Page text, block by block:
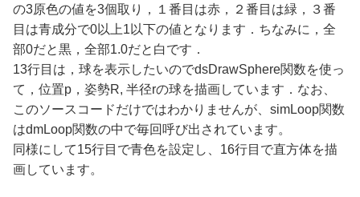
の3原色の値を3個取り，１番目は赤，２番目は緑，３番
目は青成分で0以上1以下の値となります．ちなみに，全
部0だと黒，全部1.0だと白です．
13行目は，球を表示したいのでdsDrawSphere関数を使っ
て，位置p，姿勢R, 半径rの球を描画しています．なお、
このソースコードだけではわかりませんが、simLoop関数
はdmLoop関数の中で毎回呼び出されています。
同様にして15行目で青色を設定し、16行目で直方体を描
画しています。